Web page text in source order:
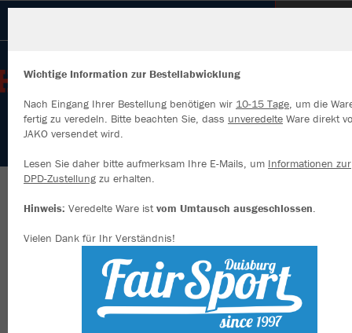
Herzlich willkommen im Vereinsshop unserer
Eintracht
Farbe
Wichtige Information zur Bestellabwicklung
Nach Eingang Ihrer Bestellung benötigen wir 10-15 Tage, um die
fertig zu veredeln. Bitte beachten Sie, dass unveredelte Ware direkt
JAKO versendet wird.
Lesen Sie daher bitte aufmerksam Ihre E-Mails, um Informationen zur
DPD-Zustellung zu erhalten.
Hinweis: Veredelte Ware istvom Umtausch ausgeschlossen.
Vielen Dank für Ihr Verständnis!
Wir verwenden Cookies
Inhalte anzeigen und unsere Website verbessern. Weitere
zu den Cookies findest Du in den Einstellungen.
Alle akzeptieren
Alle ablehnen
mehr Infos
Datenschutz
Impressum